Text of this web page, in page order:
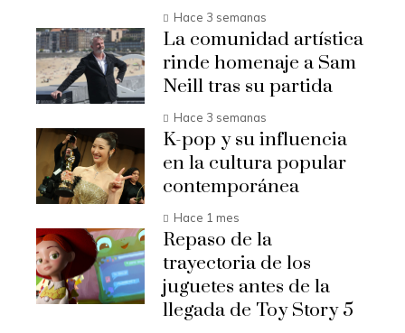
Hace 3 semanas
La comunidad artística
rinde homenaje a Sam
Neill tras su partida
Hace 3 semanas
K-pop y su influencia
en la cultura popular
contemporánea
Hace 1 mes
Repaso de la
trayectoria de los
juguetes antes de la
llegada de Toy Story 5